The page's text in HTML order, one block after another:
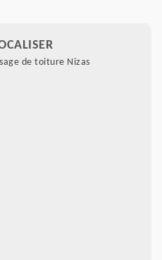
de toiture Nizas